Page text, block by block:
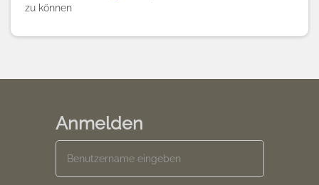
zu können
Anmelden